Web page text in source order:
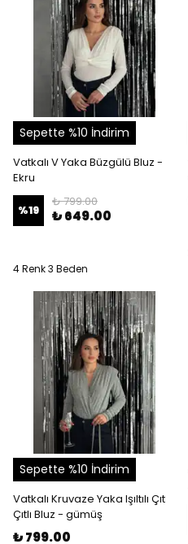
Sepette %10 İndirim
Vatkalı V Yaka Büzgülü Bluz -
Ekru
%19
₺ 799.00
₺ 649.00
4 Renk 3 Beden
Sepette %10 İndirim
Vatkalı Kruvaze Yaka Işıltılı Çıt
Çıtlı Bluz - gümüş
₺ 799.00